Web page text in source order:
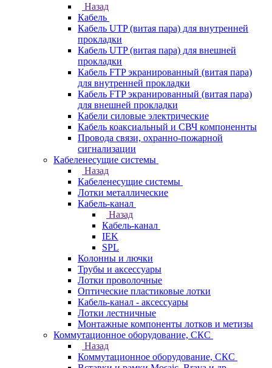
Назад
Кабель
Кабель UTP (витая пара) для внутренней
прокладки
Кабель UTP (витая пара) для внешней
прокладки
Кабель FTP экранированный (витая пара)
для внутренней прокладки
Кабель FTP экранированный (витая пара)
для внешней прокладки
Кабели силовые электрические
Кабель коаксиальный и СВЧ компоненнты
Провода связи, охранно-пожарной
сигнализации
Кабеленесущие системы
Назад
Кабеленесущие системы
Лотки металлические
Кабель-канал
Назад
Кабель-канал
IEK
SPL
Колонны и лючки
Трубы и аксессуары
Лотки проволочные
Оптические пластиковые лотки
Кабель-канал - аксессуары
Лотки лестничные
Монтажные компоненты лотков и метизы
Коммутационное оборудование, СКС
Назад
Коммутационное оборудование, СКС